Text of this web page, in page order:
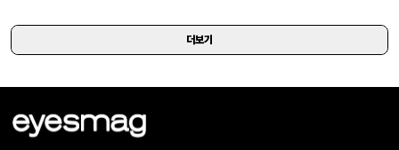
더보기